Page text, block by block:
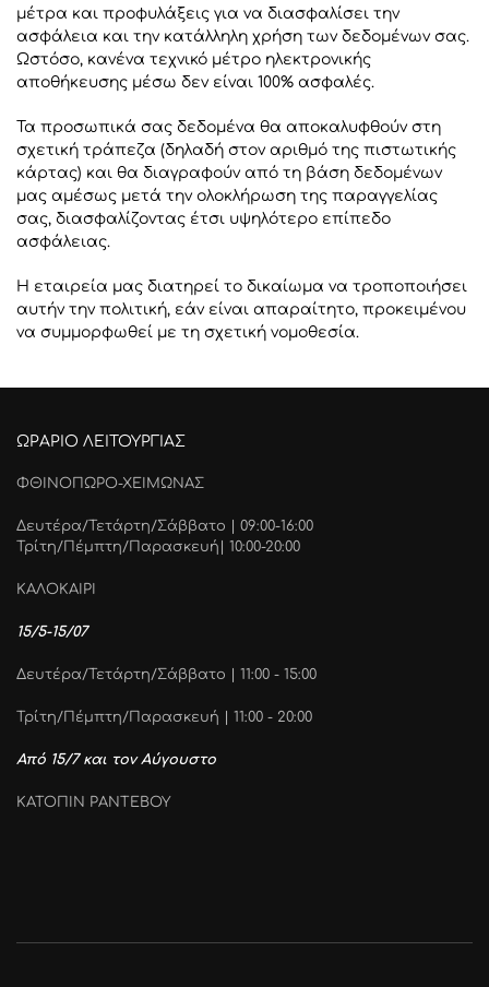
μέτρα και προφυλάξεις για να διασφαλίσει την
ασφάλεια και την κατάλληλη χρήση των δεδομένων σας.
Ωστόσο, κανένα τεχνικό μέτρο ηλεκτρονικής
αποθήκευσης μέσω δεν είναι 100% ασφαλές.
Τα προσωπικά σας δεδομένα θα αποκαλυφθούν στη
σχετική τράπεζα (δηλαδή στον αριθμό της πιστωτικής
κάρτας) και θα διαγραφούν από τη βάση δεδομένων
μας αμέσως μετά την ολοκλήρωση της παραγγελίας
σας, διασφαλίζοντας έτσι υψηλότερο επίπεδο
ασφάλειας.
Η εταιρεία μας διατηρεί το δικαίωμα να τροποποιήσει
αυτήν την πολιτική, εάν είναι απαραίτητο, προκειμένου
να συμμορφωθεί με τη σχετική νομοθεσία.
ΩΡΑΡΙΟ ΛΕΙΤΟΥΡΓΙΑΣ
ΦΘΙΝΟΠΩΡΟ-ΧΕΙΜΩΝΑΣ
Δευτέρα/Τετάρτη/Σάββατο | 09:00-16:00
Τρίτη/Πέμπτη/Παρασκευή| 10:00-20:00
ΚΑΛΟΚΑΙΡΙ
15/5-15/07
Δευτέρα/Τετάρτη/Σάββατο | 11:00 - 15:00
Τρίτη/Πέμπτη/Παρασκευή | 11:00 - 20:00
Από 15/7 και τον Αύγουστο
ΚΑΤΟΠΙΝ ΡΑΝΤΕΒΟΥ